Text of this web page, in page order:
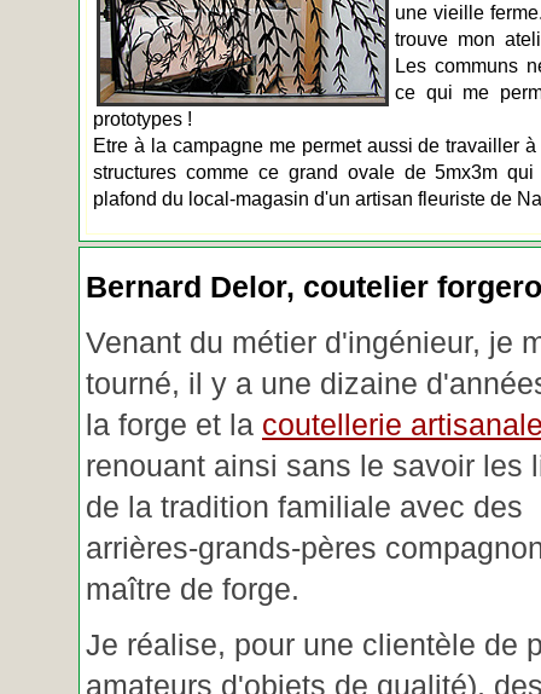
une vieille
trouve mon
Les communs
ce qui me
prototypes !
Etre à la campagne me permet aussi de travailler
structures comme ce grand ovale de 5mx3m
plafond du local-magasin d'un artisan fleuriste de
Bernard Delor, coutelier
Venant du métier d'ingénieur, je
tourné, il y a une dizaine
la forge et la coutellerie
renouant ainsi sans le savoir les
de la tradition familiale avec des
arrières-grands-pères
maître de forge.
Je réalise, pour une clientèle de
amateurs d'objets de qualité),